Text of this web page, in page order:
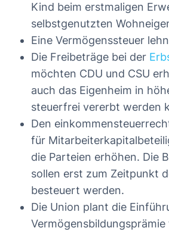
Kind beim erstmaligen
selbstgenutzten
Eine Vermögenssteuer
Die Freibeträge bei der
möchten CDU und CSU
auch das Eigenheim in
steuerfrei vererbt werden
Den
für
die Parteien erhöhen. Die
sollen erst zum Zeitpunkt
besteuert werden.
Die Union plant die
Vermögensbildungsprämie